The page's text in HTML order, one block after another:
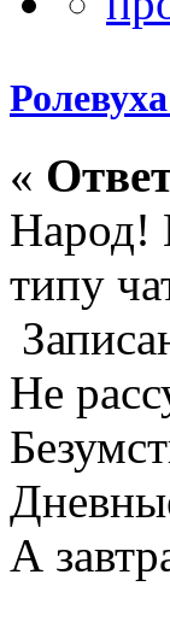
«
Народ!
типу
Не
А